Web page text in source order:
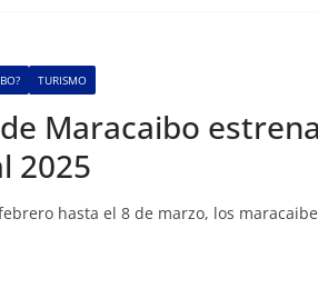
TURISMO
Maracaibo
2025
hasta el 8 de marzo, los